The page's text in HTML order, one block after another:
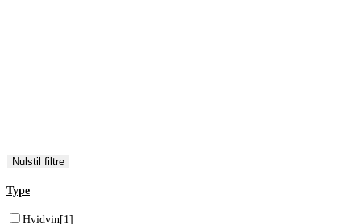
Nulstil filtre
Type
Hvidvin [1]